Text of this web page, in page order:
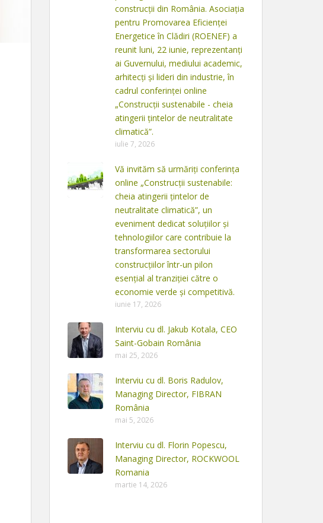
construcții din România. Asociația
pentru Promovarea Eficienței
Energetice în Clădiri (ROENEF) a
reunit luni, 22 iunie, reprezentanți
ai Guvernului, mediului academic,
arhitecți și lideri din industrie, în
cadrul conferinței online
„Construcții sustenabile - cheia
atingerii țintelor de neutralitate
climatică”.
iulie 7, 2026
Vă invităm să urmăriți conferința
online „Construcții sustenabile:
cheia atingerii țintelor de
neutralitate climatică”, un
eveniment dedicat soluțiilor și
tehnologiilor care contribuie la
transformarea sectorului
construcțiilor într-un pilon
esențial al tranziției către o
economie verde și competitivă.
iunie 17, 2026
Interviu cu dl. Jakub Kotala, CEO
Saint-Gobain România
mai 25, 2026
Interviu cu dl. Boris Radulov,
Managing Director, FIBRAN
România
mai 5, 2026
Interviu cu dl. Florin Popescu,
Managing Director, ROCKWOOL
Romania
martie 14, 2026